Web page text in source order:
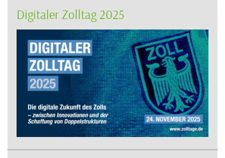
Digitaler Zolltag 2025